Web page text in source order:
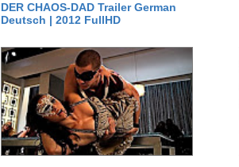
DER CHAOS-DAD Trailer German
Deutsch | 2012 FullHD